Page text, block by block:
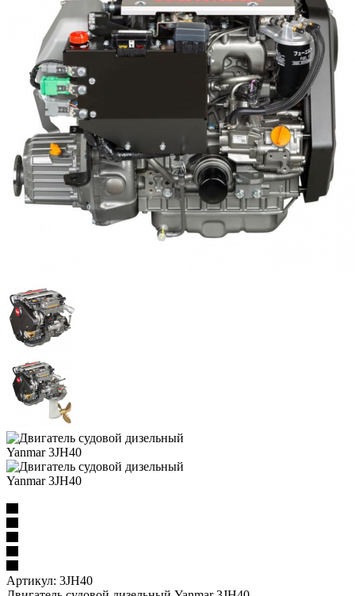
Артикул: 3JH40